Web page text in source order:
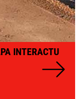
INTERACTU